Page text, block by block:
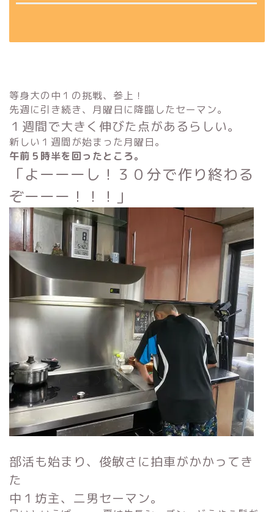
等身大の中１の挑戦、参上！
先週に引き続き、月曜日に降臨したセーマン。
１週間で大きく伸びた点があるらしい。
新しい１週間が始まった月曜日。
午前５時半を回ったところ。
「よーーーし！３０分で作り終わる
ぞーーー！！！」
部活も始まり、俊敏さに拍車がかかってき
た
中１坊主、二男セーマン。